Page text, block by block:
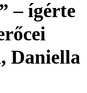
– ígérte
Daniella